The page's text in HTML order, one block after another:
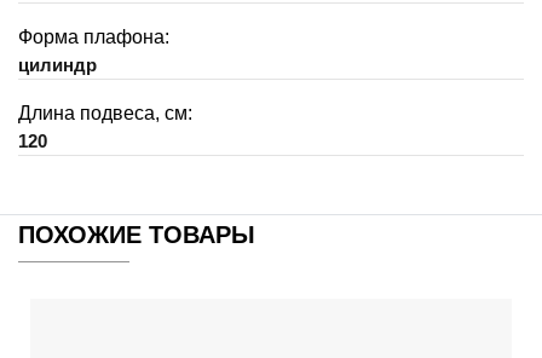
Форма плафона:
цилиндр
Длина подвеса, см:
120
ПОХОЖИЕ ТОВАРЫ